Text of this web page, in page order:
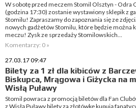
W sobotę przed meczem Stomil Olsztyn - Odra
(godzina 17:30) zostanie wystawiony sklepik z
Stomilu! Zapraszamy do zapoznania się ze
nowych gadżetów Stomilu, które będzie można
meczu! Zysk ze sprzedaży Stomilowskich...
Komentarzy: 0 »
27.03.17 09:47
Bilety za 1 zł dla kibiców z
Biskupca, Mrągowa i Giżycka na
Wisłą Puławy
Stomil powraca z promocją biletów dla Fan
z Wisłą Puławy bilety za złotówkę kupują